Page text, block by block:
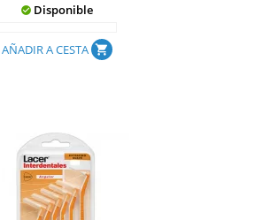
 Disponible
AÑADIR A CESTA shopping_cart